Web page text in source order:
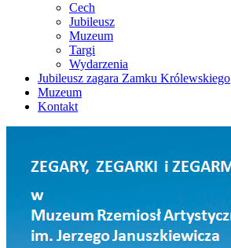
Cech
Jubileusz
Muzeum
Targi
Wydarzenia
Jubileusz zagara Zamku Królewskiego
Muzeum
Kontakt